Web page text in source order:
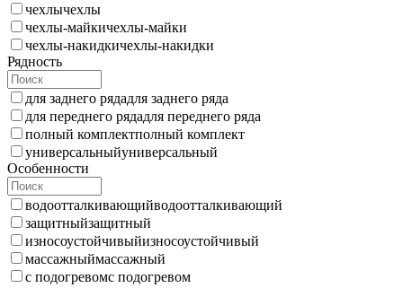
чехлычехлы
чехлы-майкичехлы-майки
чехлы-накидкичехлы-накидки
Рядность
для заднего рядадля заднего ряда
для переднего рядадля переднего ряда
полный комплектполный комплект
универсальныйуниверсальный
Особенности
водоотталкивающийводоотталкивающий
защитныйзащитный
износоустойчивыйизносоустойчивый
массажныймассажный
с подогревомс подогревом